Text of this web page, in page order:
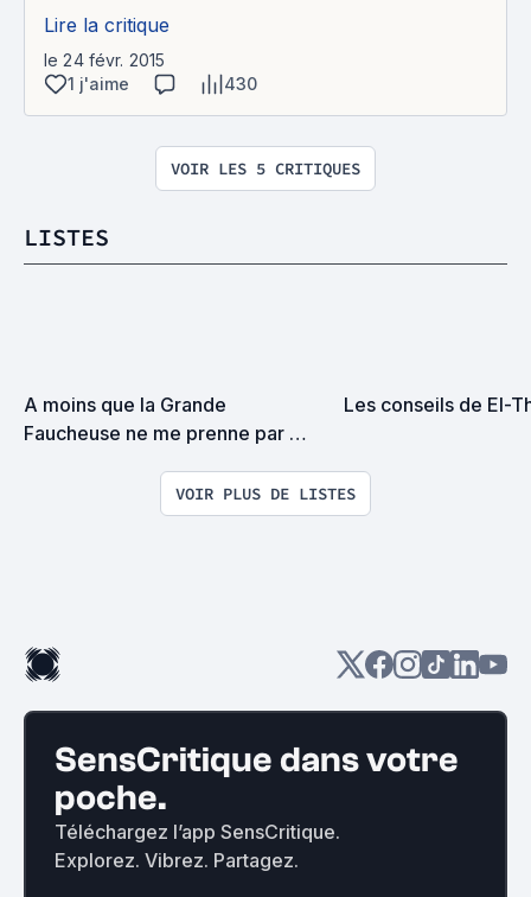
Lire la critique
le 24 févr. 2015
1 j'aime
430
VOIR LES 5 CRITIQUES
LISTES
A moins que la Grande
Faucheuse ne me prenne par
Les conseils de El-
VOIR PLUS DE LISTES
SensCritique dans votre
poche.
Téléchargez l’app SensCritique.
Explorez. Vibrez. Partagez.